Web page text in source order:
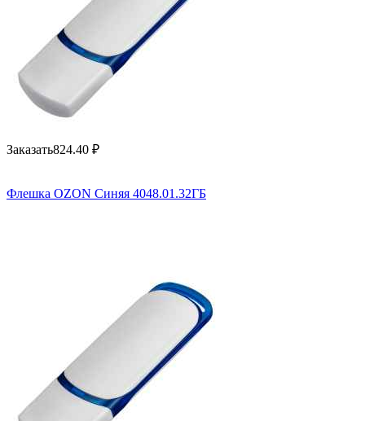
Заказать824.40 ₽
Флешка OZON Синяя 4048.01.32ГБ